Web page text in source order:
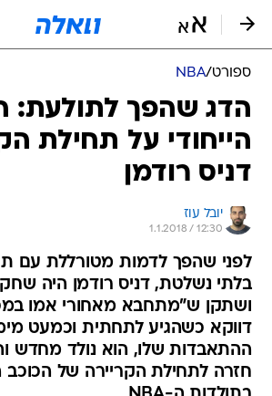
ספורט/
NBA
הדג שהפך לתולעת:
הייחודי על תחילת
דניס רודמן
יובל עוז
1.1.2018 / 12:30
לפני שהפך לדמות מטורללת עם
בלתי נשלטת, דניס רודמן היה
ושתקן ש"מתחבא מאחורי אמו
דווקא כשהגיע לתחתית וכמעט
ההתאבדות שלו, הוא נולד מחדש
חזרה לתחילת הקריירה של הכוכב